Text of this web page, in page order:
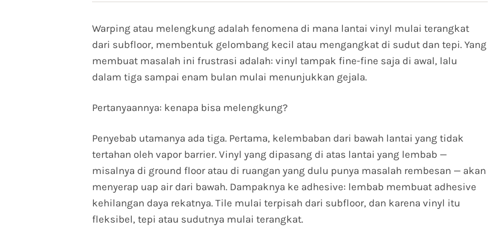
Warping atau melengkung adalah fenomena di mana lantai vinyl mulai terangkat
dari subfloor, membentuk gelombang kecil atau mengangkat di sudut dan tepi. Yang
membuat masalah ini frustrasi adalah: vinyl tampak fine-fine saja di awal, lalu
dalam tiga sampai enam bulan mulai menunjukkan gejala.
Pertanyaannya: kenapa bisa melengkung?
Penyebab utamanya ada tiga. Pertama, kelembaban dari bawah lantai yang tidak
tertahan oleh vapor barrier. Vinyl yang dipasang di atas lantai yang lembab —
misalnya di ground floor atau di ruangan yang dulu punya masalah rembesan — akan
menyerap uap air dari bawah. Dampaknya ke adhesive: lembab membuat adhesive
kehilangan daya rekatnya. Tile mulai terpisah dari subfloor, dan karena vinyl itu
fleksibel, tepi atau sudutnya mulai terangkat.